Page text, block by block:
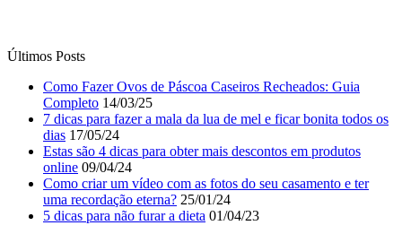
Últimos Posts
Como Fazer Ovos de Páscoa Caseiros Recheados: Guia
Completo 14/03/25
7 dicas para fazer a mala da lua de mel e ficar bonita todos os
dias 17/05/24
Estas são 4 dicas para obter mais descontos em produtos
online 09/04/24
Como criar um vídeo com as fotos do seu casamento e ter
uma recordação eterna? 25/01/24
5 dicas para não furar a dieta 01/04/23